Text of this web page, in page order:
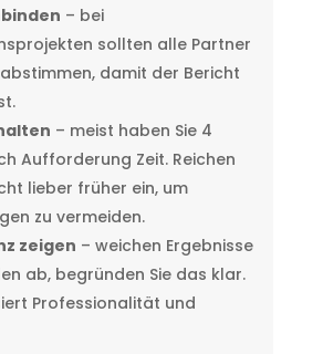
– bei
sollten alle Partner
damit der Bericht
– meist haben Sie 4
Aufforderung Zeit. Reichen
lieber früher ein, um
zu vermeiden.
zeigen – weichen Ergebnisse
ab, begründen Sie das klar.
Professionalität und